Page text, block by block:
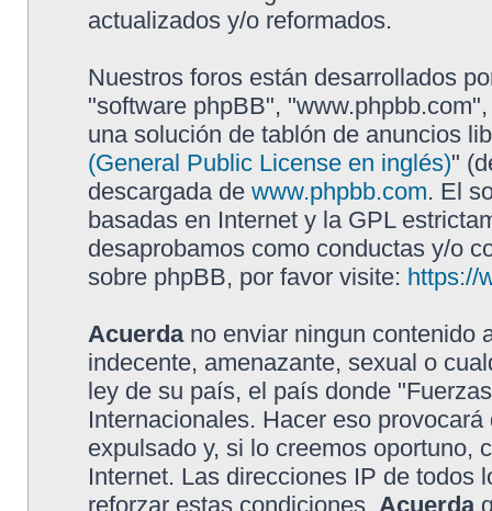
actualizados y/o reformados.
Nuestros foros están desarrollados
"software phpBB",
una solución de tablón de anuncios
(General Public License en inglés)"
descargada de www.phpbb.com. El
basadas en Internet y la GPL
desaprobamos como conductas y/o
sobre phpBB, por favor visite: https://
Acuerdano enviar ningun contenido
indecente, amenazante, sexual o
ley de su país, el país donde
Internacionales. Hacer eso
expulsado y, si lo creemos oportuno,
Internet. Las direcciones IP de todos
reforzar estas condiciones. Acuerda